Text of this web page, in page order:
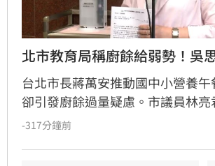
北市教育局稱廚餘給弱勢！吳
台北市長蔣萬安推動國中小營養午
卻引發廚餘過量疑慮。市議員林亮
育局長湯志民拋出將剩餘廚餘與剩
-317分鐘前